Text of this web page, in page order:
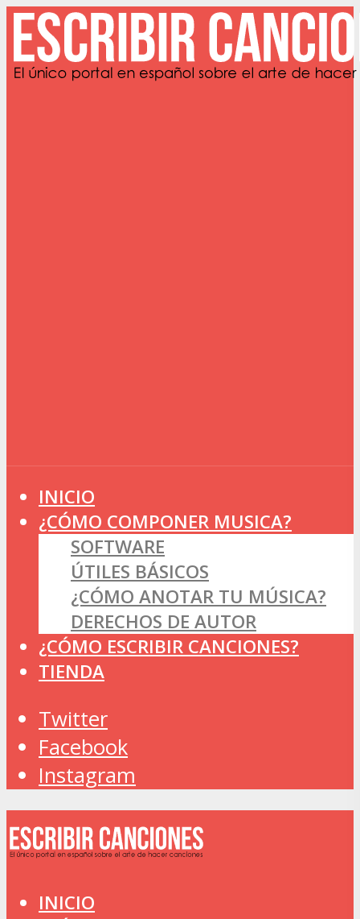
INICIO
¿CÓMO COMPONER MUSICA?
SOFTWARE
ÚTILES BÁSICOS
¿CÓMO ANOTAR TU MÚSICA?
DERECHOS DE AUTOR
¿CÓMO ESCRIBIR CANCIONES?
TIENDA
Twitter
Facebook
Instagram
INICIO